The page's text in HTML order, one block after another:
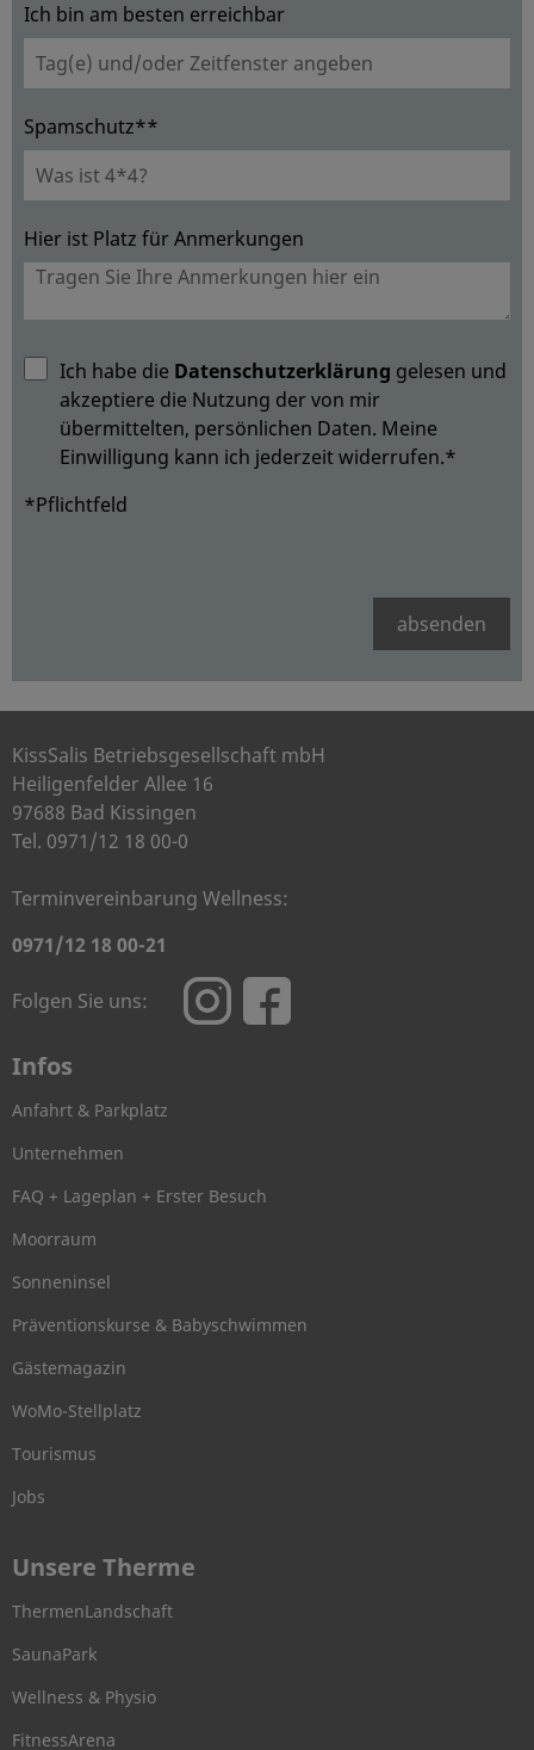
Ich bin am besten erreichbar
Spamschutz**
Hier ist Platz für Anmerkungen
Ich habe die Datenschutzerklärung gelesen und
akzeptiere die Nutzung der von mir
übermittelten, persönlichen Daten. Meine
Einwilligung kann ich jederzeit widerrufen.*
*Pflichtfeld
absenden
KissSalis Betriebsgesellschaft mbH
Heiligenfelder Allee 16
97688 Bad Kissingen
Tel. 0971/12 18 00-0
Terminvereinbarung Wellness:
0971/12 18 00-21
Folgen Sie uns:
Infos
Anfahrt & Parkplatz
Unternehmen
FAQ + Lageplan + Erster Besuch
Moorraum
Sonneninsel
Präventionskurse & Babyschwimmen
Gästemagazin
WoMo-Stellplatz
Tourismus
Jobs
Unsere Therme
ThermenLandschaft
SaunaPark
Wellness & Physio
FitnessArena